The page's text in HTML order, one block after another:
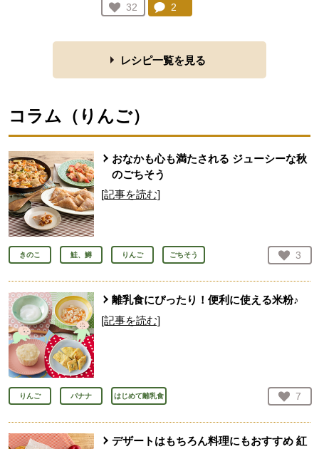
お気に入り登録：
32
人が登録
コメント：
2
レシピ一覧を見る
コラム（ りんご）
おなかも心も満たされる ジューシーな秋
のごちそう
[記事を読む]
きのこ 鮭、鱒 りんご ごちそう お気
3
人
離乳食にぴったり！便利に使える米粉♪
[記事を読む]
りんご バナナ はじめて離乳食 お気
7
人
デザートはもちろん料理にもおすすめ 紅